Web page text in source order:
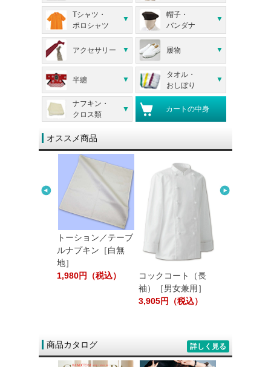
Tシャツ・
ポロシャツ
帽子・
バンダナ
アクセサリー 履物
半纏
タオル・
おしぼり
ナフキン・
クロス類
カートの中身
オススメ商品
コックコート（長
コックコート（長
袖）［男女兼用］
2,464円（税込）
商品カタログ 詳しく見る